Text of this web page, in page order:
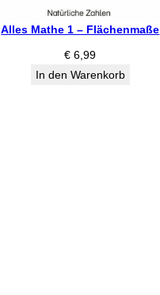
Alles Mathe 1 – Flächenmaße
€ 6,99
In den Warenkorb